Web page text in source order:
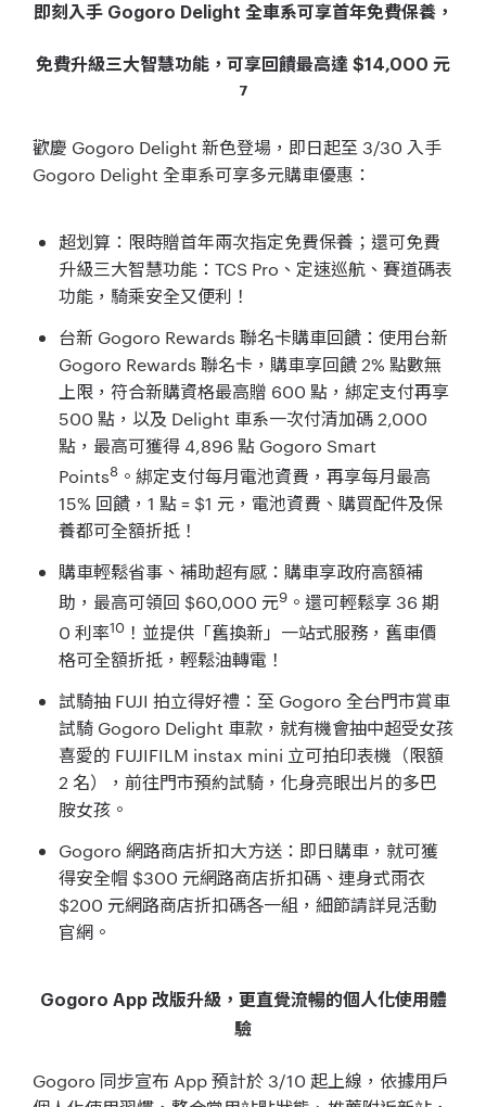
即刻入手 Gogoro Delight 全車系可享首年免費保養，
免費升級三大智慧功能，可享回饋最高達 $14,000 元
7
歡慶 Gogoro Delight 新色登場，即日起至 3/30 入手
Gogoro Delight 全車系可享多元購車優惠：
超划算：限時贈首年兩次指定免費保養；還可免費
升級三大智慧功能：TCS Pro、定速巡航、賽道碼表
功能，騎乘安全又便利！
台新 Gogoro Rewards 聯名卡購車回饋：使用台新
Gogoro Rewards 聯名卡，購車享回饋 2% 點數無
上限，符合新購資格最高贈 600 點，綁定支付再享
500 點，以及 Delight 車系一次付清加碼 2,000
點，最高可獲得 4,896 點 Gogoro Smart
Points8 。綁定支付每月電池資費，再享每月最高
15% 回饋，1 點 = $1 元，電池資費、購買配件及保
養都可全額折抵！
購車輕鬆省事、補助超有感：購車享政府高額補
助，最高可領回 $60,000 元9 。還可輕鬆享 36 期
0 利率10 ！並提供「舊換新」一站式服務，舊車價
格可全額折抵，輕鬆油轉電！
試騎抽 FUJI 拍立得好禮：至 Gogoro 全台門市賞車
試騎 Gogoro Delight 車款，就有機會抽中超受女孩
喜愛的 FUJIFILM instax mini 立可拍印表機（限額
2 名），前往門市預約試騎，化身亮眼出片的多巴
胺女孩。
Gogoro 網路商店折扣大方送：即日購車，就可獲
得安全帽 $300 元網路商店折扣碼、連身式雨衣
$200 元網路商店折扣碼各一組，細節請詳見活動
官網。
Gogoro App 改版升級，更直覺流暢的個人化使用體
驗
Gogoro 同步宣布 App 預計於 3/10 起上線，依據用戶